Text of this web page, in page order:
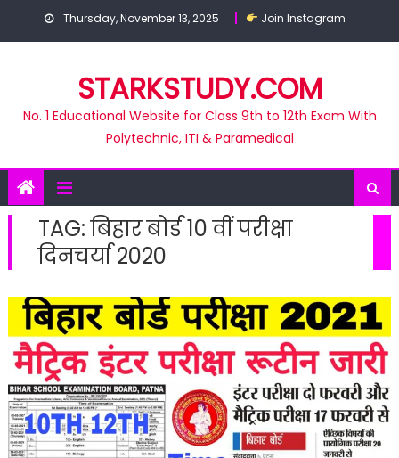
Thursday, November 13, 2025 Join Instagram
STARKSTUDY.COM
No. 1 Educational Website for Class 9th to 12th Exam With
Polytechnic, ITI & Paramedical
TAG:बिहार बोर्ड 10 वीं परीक्षा
दिनचर्या 2020